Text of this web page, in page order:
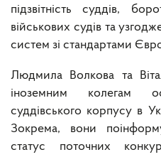
підзвітність суддів,
військових судів та
систем зі стандартами
Людмила Волкова та
іноземним колегам
суддівського корпусу в
Зокрема, вони
статус поточних